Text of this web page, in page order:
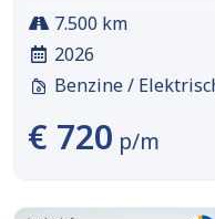
7.500 km
2026
Benzine /
€ 720 p/m